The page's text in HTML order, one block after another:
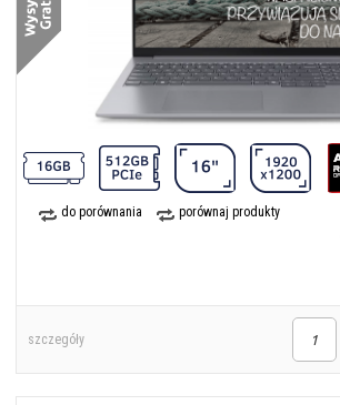
do porównania
porównaj produkty
szczegóły